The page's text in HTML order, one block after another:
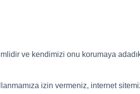
ve kendimizi onu korumaya
izin vermeniz, internet